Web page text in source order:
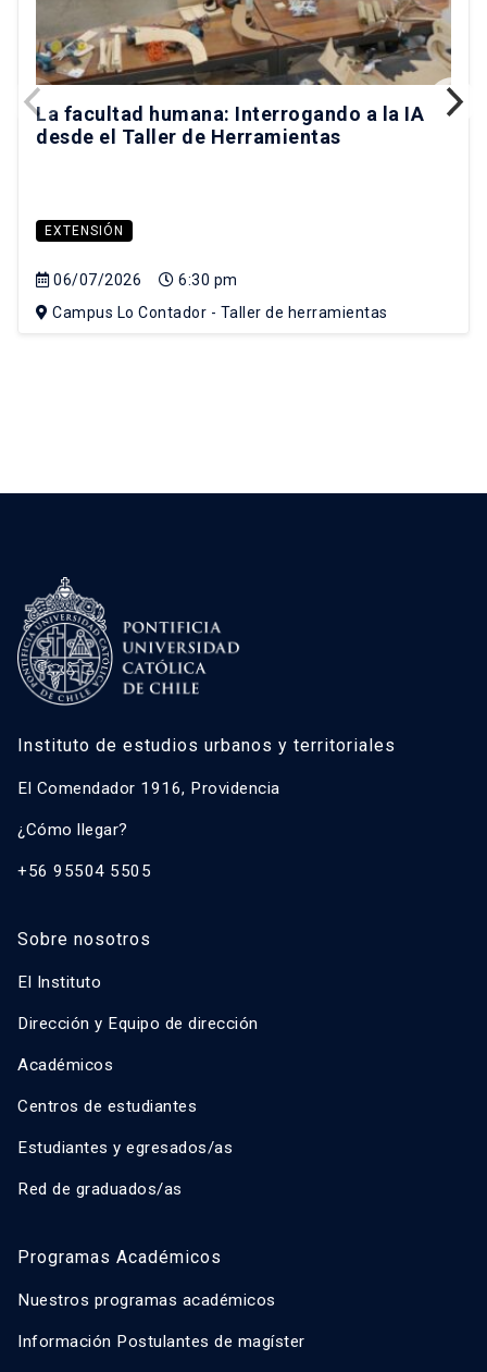
La facultad humana: Interrogando a la IA
desde el Taller de Herramientas
EXTENSIÓN
06/07/2026
6:30 pm
Campus Lo Contador - Taller de herramientas
Instituto de estudios urbanos y territoriales
El Comendador 1916, Providencia
¿Cómo llegar?
+56 95504 5505
Sobre nosotros
El Instituto
Dirección y Equipo de dirección
Académicos
Centros de estudiantes
Estudiantes y egresados/as
Red de graduados/as
Programas Académicos
Nuestros programas académicos
Información Postulantes de magíster